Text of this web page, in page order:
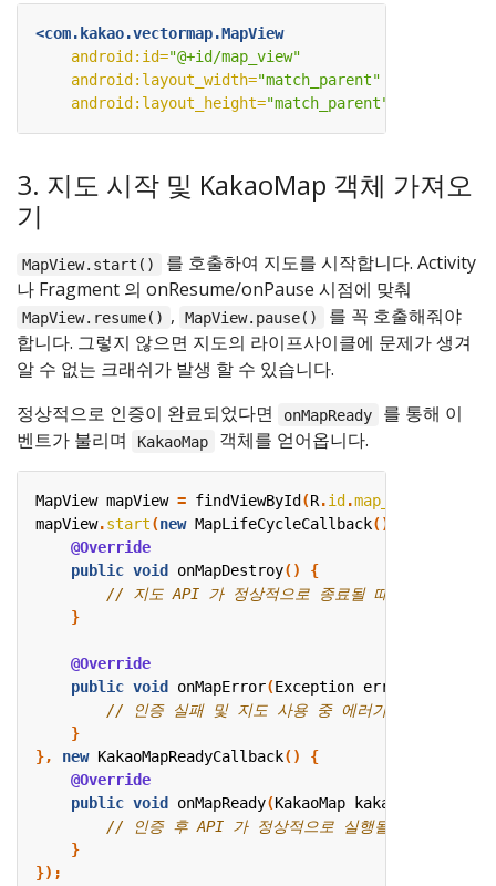
<com.kakao.vectormap.MapView
android:id="@+id/map_view"
android:layout_width="match_parent"
android:layout_height="match_parent"
3. 지도 시작 및 KakaoMap 객체 가져오
기
MapView.start()
를 호출하여 지도를 시작합니다. Activity
나 Fragment 의 onResume/onPause 시점에 맞춰
MapView.resume() , MapView.pause()
를 꼭 호출해줘야
합니다. 그렇지 않으면 지도의 라이프사이클에 문제가 생겨
알 수 없는 크래쉬가 발생 할 수 있습니다.
정상적으로 인증이 완료되었다면
onMapReady
를 통해 이
벤트가 불리며
KakaoMap 객체를 얻어옵니다.
MapView mapView = findViewById (R.id .map_view
mapView.start(new MapLifeCycleCallback()
@Override
public void onMapDestroy()
{
}
@Override
public void onMapError(Exception error
}
},
new KakaoMapReadyCallback()
{
@Override
public void onMapReady(KakaoMap kakaoMap
}
});